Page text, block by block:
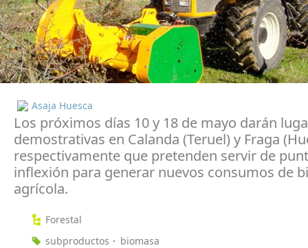
Asaja Huesca
Los próximos días 10 y 18 de mayo darán
demostrativas en Calanda (Teruel) y Fraga
respectivamente que pretenden servir de
inflexión para generar nuevos consumos de
agrícola.
Forestal
subproductos
biomasa